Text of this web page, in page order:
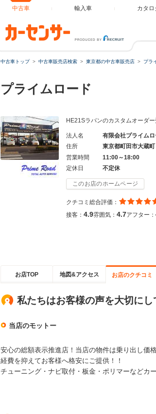
中古車 輸入車 カタロ
中古車トップ 中古車販売店検索 東京都の中古車販売店 プラ
プライムロード
HE21Sラパンのカスタムオーダ
法人名
有限会社プライムロ
住所
東京都町田市大蔵町
営業時間
11:00～18:00
定休日
不定休
このお店のホームページ
クチコミ総合評価：
接客： 4.9雰囲気： 4.7アフター：
お店TOP 地図&アクセス お店のクチコミ
私たちはお客様の声を大切にし
当店のモットー
安心の総額表示推進店！当店の物件は乗り出し価
経費を抑えてお客様へ格安にご提供！！
チューニング・ナビ取付・板金・ポリマーなどカ